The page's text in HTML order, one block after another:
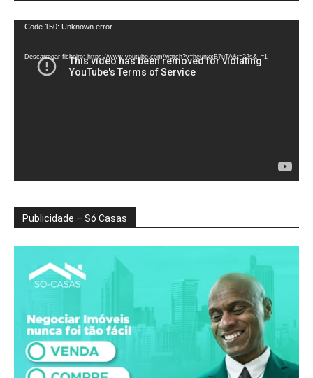
Reprodutor
vídeo
Code 150: Unknown error.
Descarregar ficheiro: https://www.youtube.com/watch?v=heunxxB7uTA&t=22s&_=1
Publicidade – Só Casas